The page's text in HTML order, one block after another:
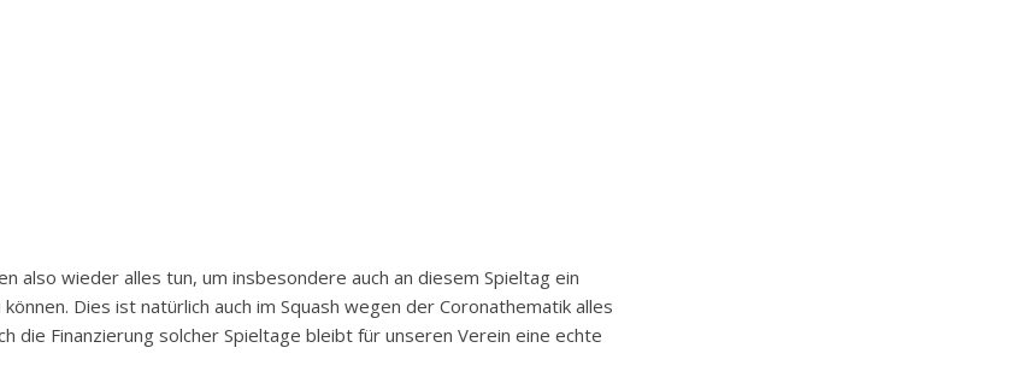
also wieder alles tun, um insbesondere auch an diesem Spieltag ein
Dies ist natürlich auch im Squash wegen der Coronathematik alles
die Finanzierung solcher Spieltage bleibt für unseren Verein eine echte